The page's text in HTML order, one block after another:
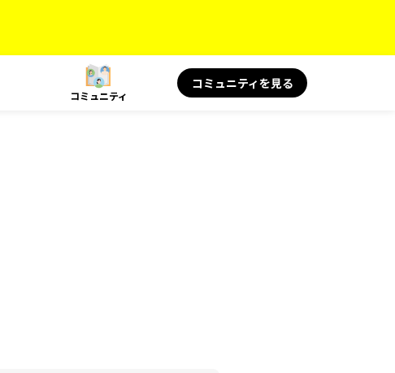
コミュニティ
コミュニティを見る